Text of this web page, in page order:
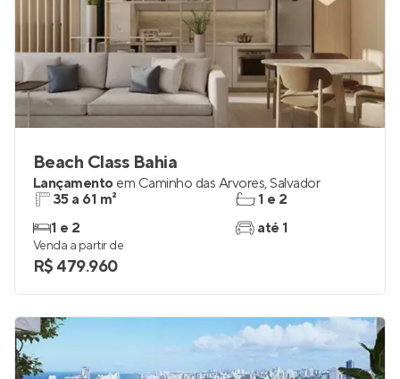
Beach Class Bahia
Lançamento em Caminho das Árvores,Salvador
35 a 61 m²
1 e 2
1 e 2
até 1
Venda a partir de
R$ 479.960